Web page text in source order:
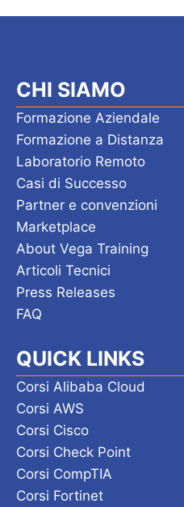
CHI SIAMO
Formazione Aziendale
Formazione a Distanza
Laboratorio Remoto
Casi di Successo
Partner e convenzioni
Marketplace
About Vega Training
Articoli Tecnici
Press Releases
FAQ
QUICK LINKS
Corsi Alibaba Cloud
Corsi AWS
Corsi Cisco
Corsi Check Point
Corsi CompTIA
Corsi Fortinet